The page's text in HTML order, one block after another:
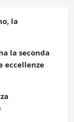
la
la seconda
eccellenze